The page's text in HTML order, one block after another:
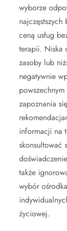
wyborze
najczęstszych
ceną usług
terapii. Niska
zasoby lub
negatywnie
zapoznania
informacji na
skonsultować
także
wybór
życiowej.